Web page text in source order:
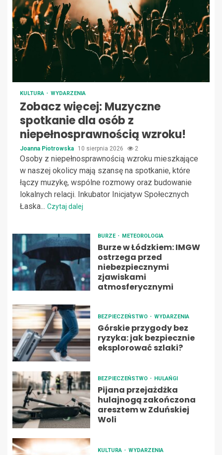
KULTURA WYDARZENIA
Zobacz więcej: Muzyczne
spotkanie dla osób z
niepełnosprawnością wzroku!
Joanna Piotrowska 10 sierpnia 2026 2
Osoby z niepełnosprawnością wzroku mieszkające
w naszej okolicy mają szansę na spotkanie, które
łączy muzykę, wspólne rozmowy oraz budowanie
lokalnych relacji. Inkubator Inicjatyw Społecznych
Łaska... Czytaj dalej
BURZE METEOROLOGIA
Burze w Łódzkiem: IMGW
ostrzega przed
niebezpiecznymi
zjawiskami
atmosferycznymi
BEZPIECZEŃSTWO WYDARZENIA
Górskie przygody bez
ryzyka: jak bezpiecznie
eksplorować szlaki?
BEZPIECZEŃSTWO HULAŃGI
Pijana przejażdżka
hulajnogą zakończona
aresztem w Zduńskiej
Woli
KULTURA WYDARZENIA